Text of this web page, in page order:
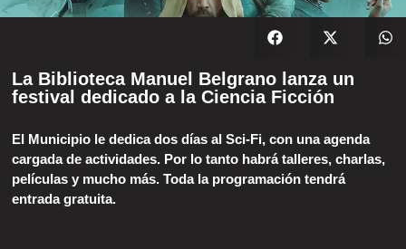
La Biblioteca Manuel Belgrano lanza un
festival dedicado a la Ciencia Ficción
El Municipio le dedica dos días al Sci-Fi, con una agenda
cargada de actividades. Por lo tanto habrá talleres, charlas,
películas y mucho más. Toda la programación tendrá
entrada gratuita.